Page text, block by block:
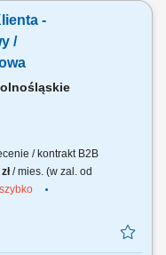
firm i decydentów
rozmów
Identyfikacja potrzeb
-
/
/ kontrakt B2B
/ mies. (w zal. od